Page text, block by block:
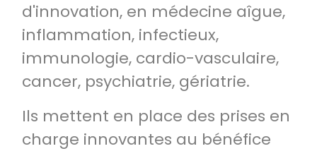
d'innovation, en médecine aîgue,
inflammation, infectieux,
immunologie, cardio-vasculaire,
cancer, psychiatrie, gériatrie.
Ils mettent en place des prises en
charge innovantes au bénéfice